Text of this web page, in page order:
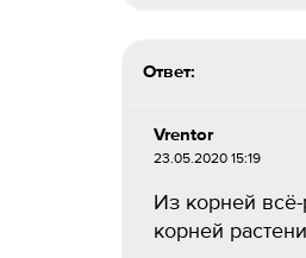
Ответ:
Vrentor
23.05.2020 15:19
Из корней
корней